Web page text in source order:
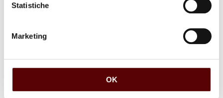
Statistiche
Marketing
OK
Il tuo indirizzo email non sarà pubblicato. I campi obbligatori sono
Nome*